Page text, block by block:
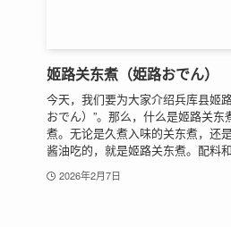
姬路关东煮（姫路おでん）
今天，我们要为大家介绍兵库县
おでん）”。那么，什么是姬路关
煮。无论是久煮入味的关东煮，还
酱油吃的，就是姬路关东煮。配料
2026年2月7日